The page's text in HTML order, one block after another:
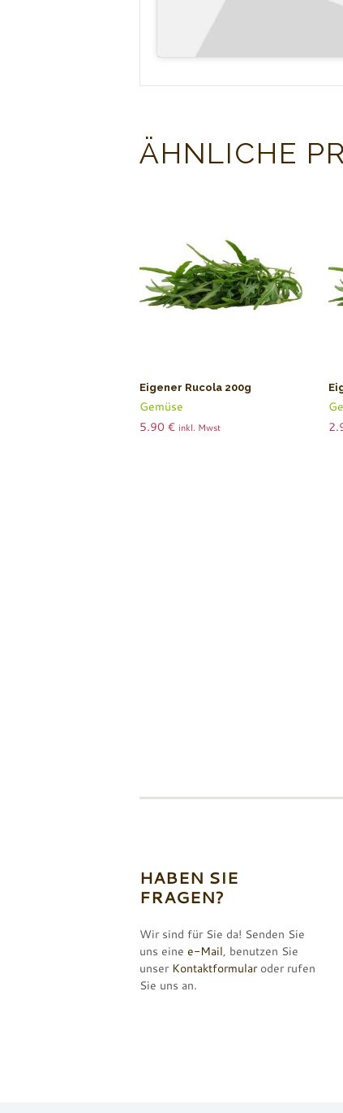
ÄHNLICHE
Eigener Rucola 200g
Gemüse
5.90 € inkl. Mwst
HABEN SIE
FRAGEN?
Wir sind für Sie da! Senden Sie
uns eine e-Mail, benutzen Sie
unser Kontaktformularoder rufen
Sie uns an.